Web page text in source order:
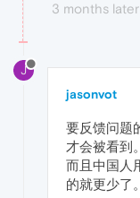
3 months later
J
jasonvot
要反馈问题
才会被看到
而且中国人
的就更少了